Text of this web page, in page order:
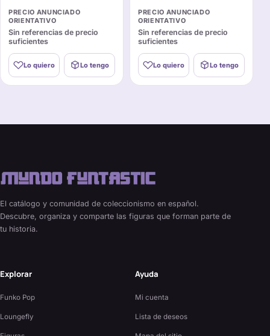
PRECIO ANUNCIADO
ORIENTATIVO
Sin referencias de precio
suficientes
Lo quiero Lo tengo
PRECIO ANUNCIADO
ORIENTATIVO
Sin referencias de precio
suficientes
Lo quiero Lo tengo
El catálogo y comunidad de coleccionismo en español.
Descubre, organiza y comparte las figuras que forman parte de
tu historia.
Explorar
Funko Pop
Loungefly
Ayuda
Mi cuenta
Lista de deseos